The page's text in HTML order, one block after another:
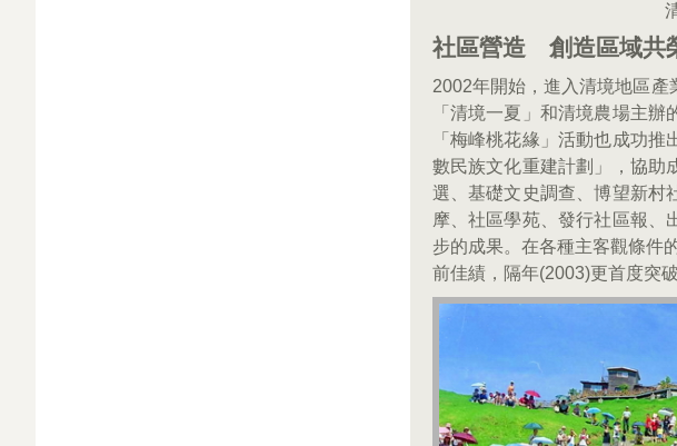
社區營造 創造區域共
2002年開始，進入清境地區
「清境一夏」和清境農場主
「梅峰桃花緣」活動也成功
數民族文化重建計劃」，協助
選、基礎文史調查、博望新村
摩、社區學苑、發行社區報、
步的成果。在各種主客觀條件
前佳績，隔年(2003)更首度突破